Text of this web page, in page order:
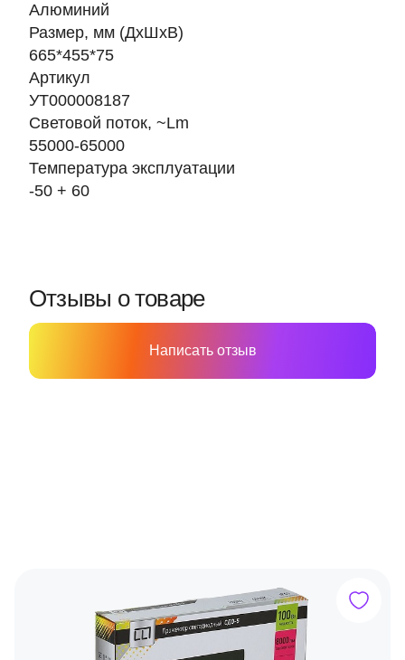
Алюминий
Размер, мм (ДхШхВ)
665*455*75
Артикул
УТ000008187
Световой поток, ~Lm
55000-65000
Температура эксплуатации
-50 + 60
Отзывы о товаре
Написать отзыв